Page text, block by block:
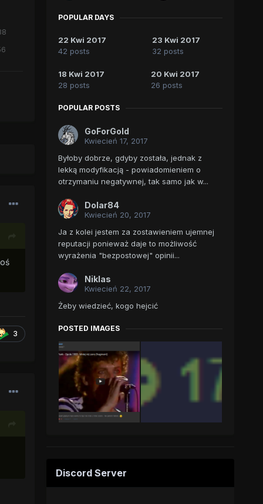
3
POPULAR DAYS
22 Kwi 2017
42 posts
23 Kwi 2017
32 posts
18 Kwi 2017
28 posts
20 Kwi 2017
26 posts
POPULAR POSTS
GoForGold
Kwiecień 17, 2017
Byłoby dobrze, gdyby została, jednak z
lekką modyfikacją - powiadomieniem o
otrzymaniu negatywnej, tak samo jak w...
Dolar84
Kwiecień 20, 2017
Ja z kolei jestem za zostawieniem ujemnej
reputacji ponieważ daje to możliwość
wyrażenia "bezpostowej" opinii...
Niklas
Kwiecień 22, 2017
Żeby wiedzieć, kogo hejcić
POSTED IMAGES
Discord Server